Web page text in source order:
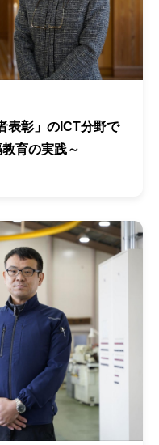
表彰」のICT分野で
育の実践～